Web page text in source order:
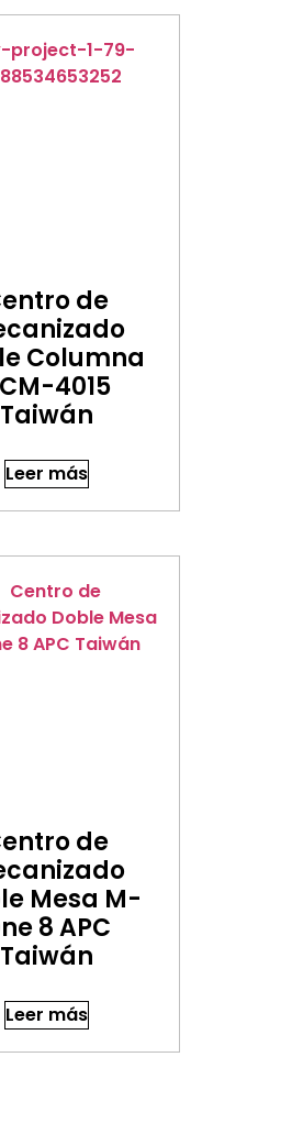
de
Columna
4015
Taiwán
Leer más
de
Mesa M-
8 APC
Taiwán
Leer más